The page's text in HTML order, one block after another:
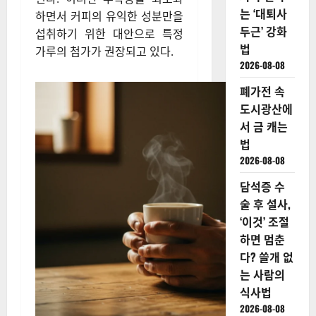
하면서 커피의 유익한 성분만을
섭취하기 위한 대안으로 특정
가루의 첨가가 권장되고 있다.
는 ‘대퇴사
두근’ 강화
법
2026-08-08
폐가전 속
도시광산에
서 금 캐는
법
2026-08-08
담석증 수
술 후 설사,
‘이것’ 조절
하면 멈춘
다? 쓸개 없
는 사람의
식사법
2026-08-08